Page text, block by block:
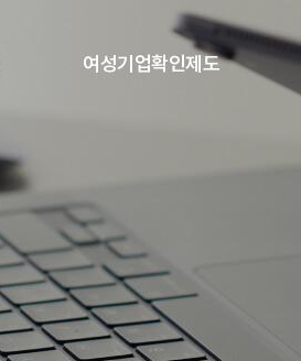
본문내용 바로가기
여성기업확인제도